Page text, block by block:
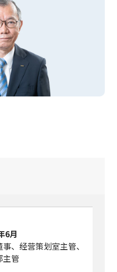
6月
、经营策划室主管、
主管